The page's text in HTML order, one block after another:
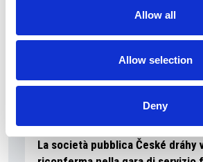
Allow all
Allow selection
Deny
La società pubblica České dráhy